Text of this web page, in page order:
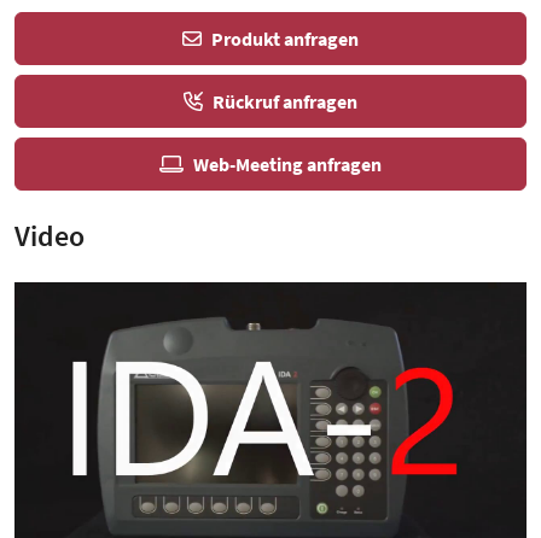
Produkt anfragen
Rückruf anfragen
Web-Meeting anfragen
Video